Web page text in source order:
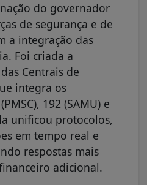
do governador
de segurança e de
a integração das
Foi criada a
Centrais de
integra os
192 (SAMU) e
unificou protocolos,
em tempo real e
respostas mais
adicional.